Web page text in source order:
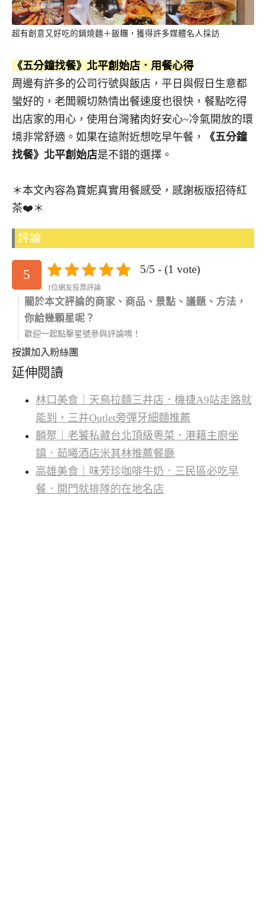
超有創意又好吃的鍋燒麵＋飯糰，獲得許多媒體名人採訪
《五分鐘找餐》北平創始店．用餐心得
周邊有許多的公司行號與飯店，平日與假日生意都
蠻好的，老闆親切熱情出餐速度也很快，餐點吃得
出店家的用心，使用台灣豬肉好安心~冷氣開放的環
境非常舒適。如果在這附近想吃早午餐，
《五分鐘
找餐》北平創始店是不錯的選擇。
＊本文內容為寶妮真實用餐感受，感謝板版招待紅
茶❤️＊
評論
5 5/5 - (1 vote)
1位網友投票評論
關於本文評論的商家、商品、景點、議題、方法，
你給幾顆星呢？
歡迎一起點擊星號參與評論唷！
按讚加入粉絲團
延伸閱讀
林口美食｜天鳥拉麵三井店．機捷A9站走路就
能到，三井Outlet旁彈牙細麵推薦
麟聚｜老饕私藏台北頂級粵菜．港籍主廚坐
鎮．茹曦酒店米其林推薦餐廳
高雄美食｜味芳珍咖啡牛奶．三民區必吃早
餐．開門就排隊的在地名店